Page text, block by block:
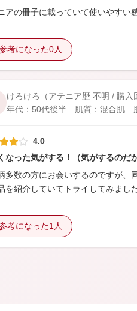
アの冊子に載っていて使いやすい
考になった0人
けろけろ
（アテニア歴 不明 / 購入
年代：50代後半 肌質：混合肌
4.0
なった気がする！（気がするのだが
多数の方にお会いするのですが、
を紹介していてトライしてみまし
考になった1人